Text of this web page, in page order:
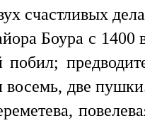
счастливых
Боура с 1400
две